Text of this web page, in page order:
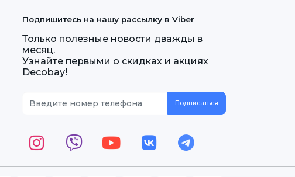
Подпишитесь на нашу рассылку в Viber
Только полезные новости дважды в
месяц.
Узнайте первыми о скидках и акциях
Decobay!